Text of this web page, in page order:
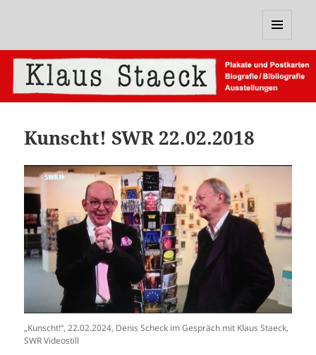
WIDGETS
Kunscht! SWR 22.02.2018
„Kunscht!“, 22.02.2024, Denis Scheck im Gespräch mit Klaus Staeck,
SWR Videostill